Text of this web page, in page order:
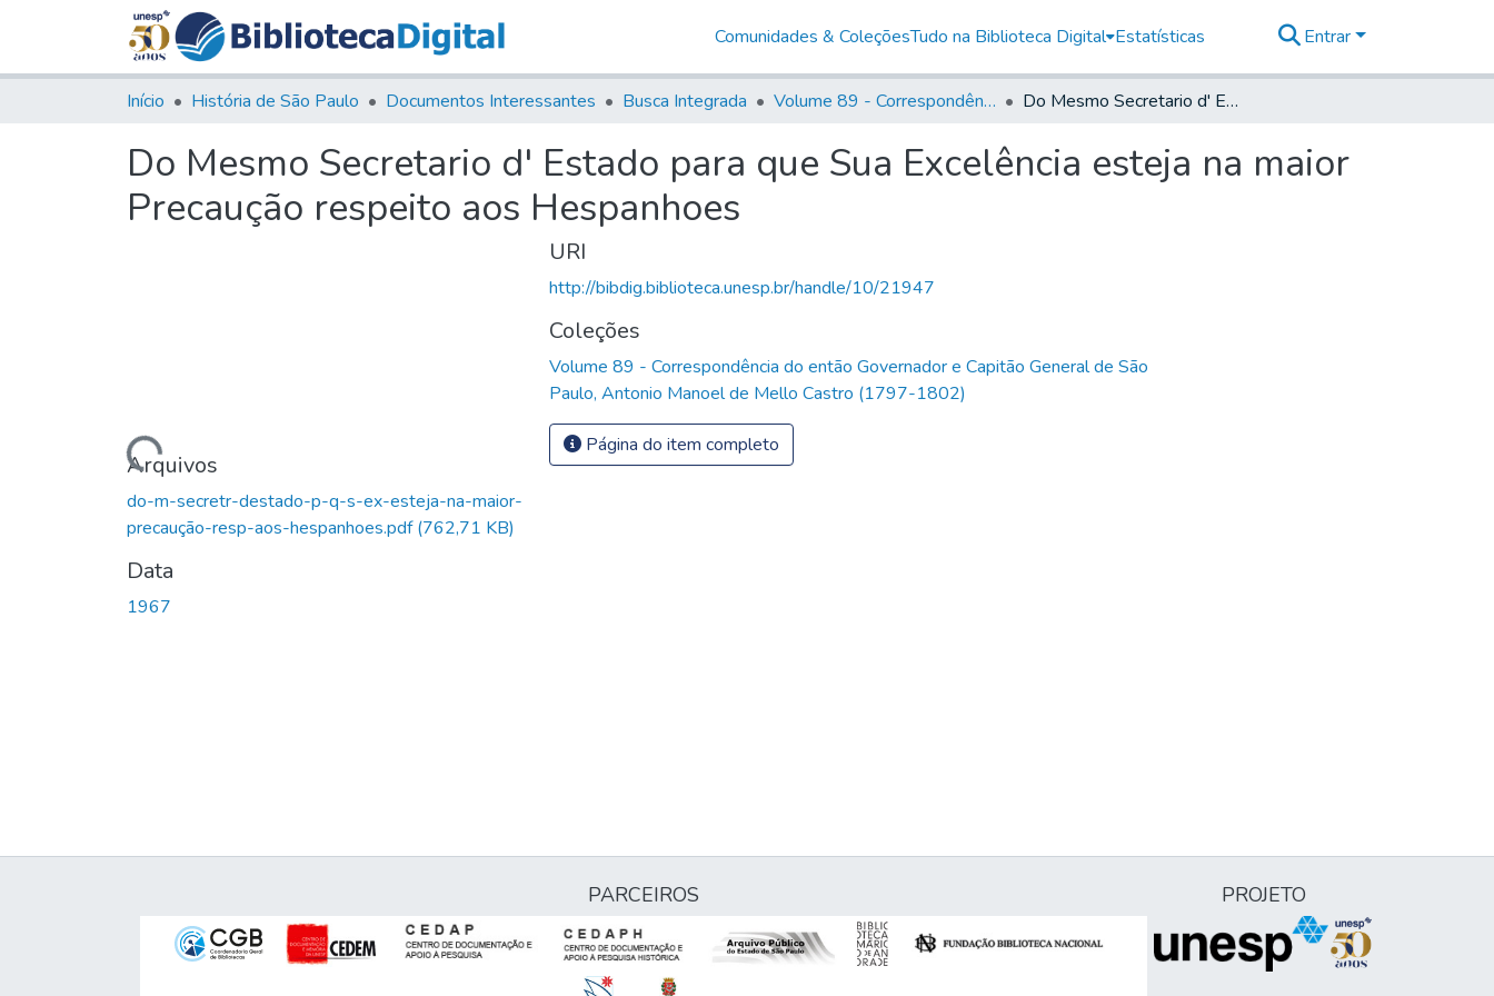
Comunidades & ColeçõesTudo na Biblioteca Digital Estatísticas Entrar
Início História de São Paulo Documentos Interessantes Busca Integrada Volume 89 - Correspondência do então Governador e Capitão General de São Paulo, Antonio Manoel de Mello Castro (1797-1802) Do Mesmo Secretario d' Estado para que Sua Excelência esteja na maior Precaução respeito aos Hespanhoes
Do Mesmo Secretario d' Estado para que Sua Excelência esteja na maior
Precaução respeito aos Hespanhoes
Carregando...
Arquivos
do-m-secretr-destado-p-q-s-ex-esteja-na-maior-
precaução-resp-aos-hespanhoes.pdf(762,71 KB)
Data
1967
URI
http://bibdig.biblioteca.unesp.br/handle/10/21947
Coleções
Volume 89 - Correspondência do então Governador e Capitão General de São
Paulo, Antonio Manoel de Mello Castro (1797-1802)
Página do item completo
PARCEIROS PROJETO